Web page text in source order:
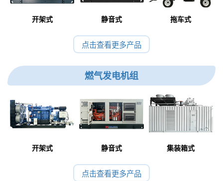
开架式 静音式 拖车式
点击查看更多产品
燃气发电机组
开架式 静音式 集装箱式
点击查看更多产品